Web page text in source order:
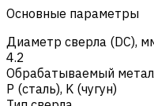
Основные параметры
Диаметр сверла (DC),
4.2
Обрабатываемый
Р (сталь), K (чугун)